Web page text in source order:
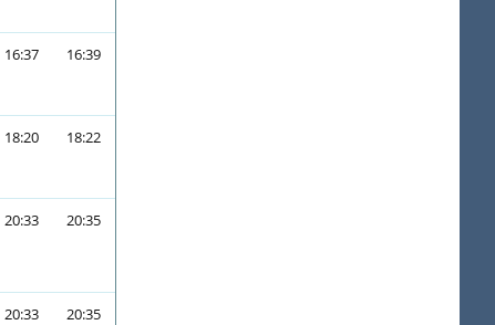
16:37 16:39
18:20 18:22
20:33 20:35
20:33 20:35